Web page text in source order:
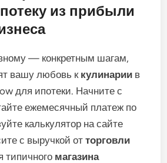
из прибыли
— конкретным шагам,
вашу любовь к кулинарии в
для ипотеки. Начните с
ежемесячный платеж по
калькулятор на сайте
с выручкой отторговли
типичного магазина